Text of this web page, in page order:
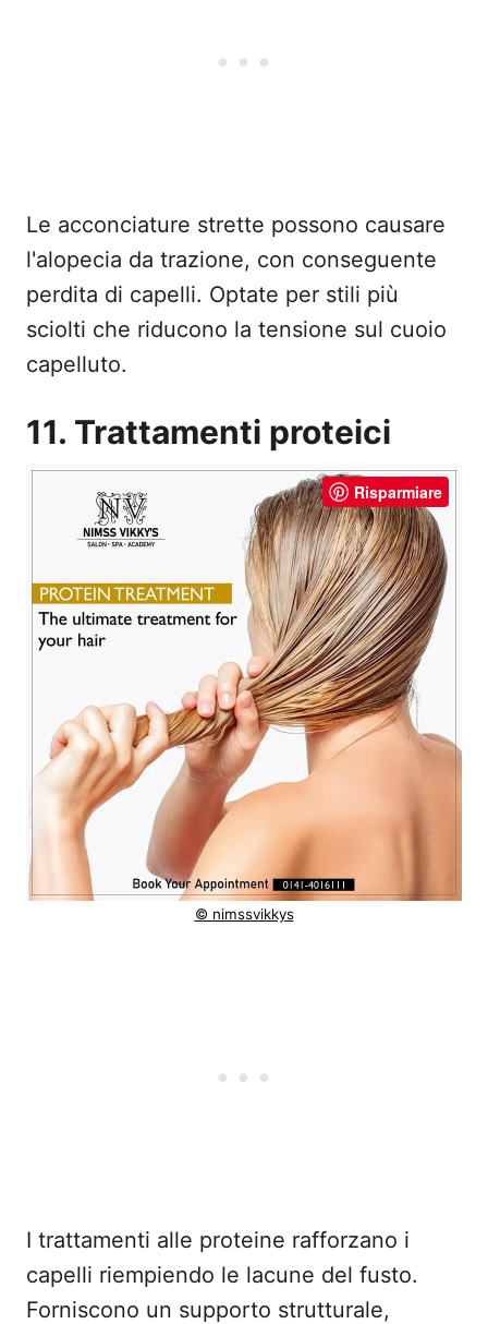
Le acconciature strette possono causare
l'alopecia da trazione, con conseguente
perdita di capelli. Optate per stili più
sciolti che riducono la tensione sul cuoio
capelluto.
11. Trattamenti proteici
Risparmiare
© nimssvikkys
I trattamenti alle proteine rafforzano i
capelli riempiendo le lacune del fusto.
Forniscono un supporto strutturale,